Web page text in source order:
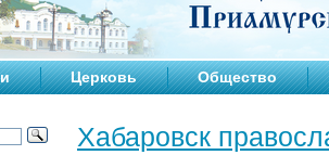
Церковь Общество
Хабаровск